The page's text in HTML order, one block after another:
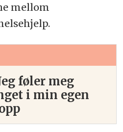
mellom
føler meg
i min egen